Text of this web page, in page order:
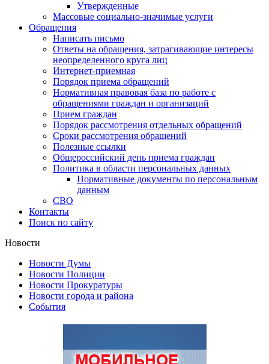
Утвержденные
Массовые социально-значимые услуги
Обращения
Написать письмо
Ответы на обращения, затрагивающие интересы
неопределенного круга лиц
Интернет-приемная
Порядок приема обращений
Нормативная правовая база по работе с
обращениями граждан и организаций
Прием граждан
Порядок рассмотрения отдельных обращений
Сроки рассмотрения обращений
Полезные ссылки
Общероссийский день приема граждан
Политика в области персональных данных
Нормативные документы по персональным
данным
СВО
Контакты
Поиск по сайту
Новости
Новости Думы
Новости Полиции
Новости Прокуратуры
Новости города и района
События